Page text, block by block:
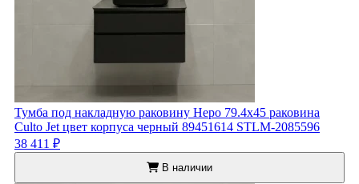
Тумба под накладную раковину Неро 79.4x45 раковина
Culto Jet цвет корпуса черный 89451614 STLM-2085596
38 411 ₽
В наличии